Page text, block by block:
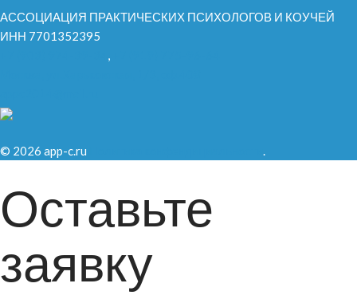
АССОЦИАЦИЯ ПРАКТИЧЕСКИХ ПСИХОЛОГОВ И КОУЧЕЙ
ИНН 7701352395
,
© 2026 app-c.ru .
Оставьте
заявку